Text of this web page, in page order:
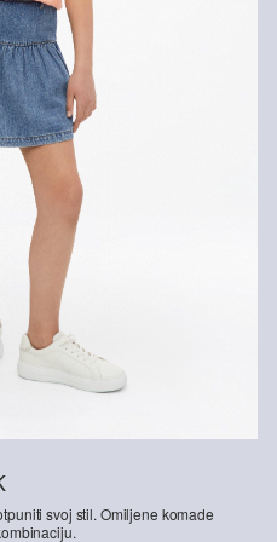
svoj stil. Omiljene komade